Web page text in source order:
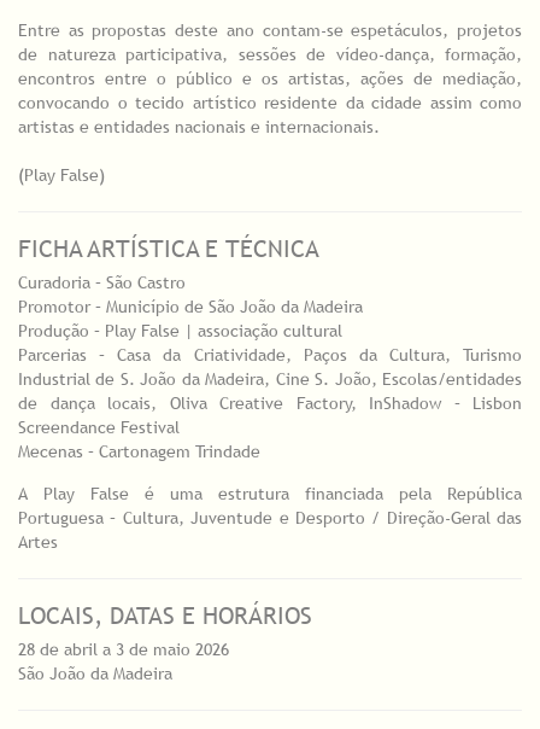
Entre as propostas deste ano contam-se espetáculos, projetos
de natureza participativa, sessões de vídeo-dança, formação,
encontros entre o público e os artistas, ações de mediação,
convocando o tecido artístico residente da cidade assim como
artistas e entidades nacionais e internacionais.
(Play False)
FICHA ARTÍSTICA E TÉCNICA
Curadoria – São Castro
Promotor – Município de São João da Madeira
Produção – Play False | associação cultural
Parcerias – Casa da Criatividade, Paços da Cultura, Turismo
Industrial de S. João da Madeira, Cine S. João, Escolas/entidades
de dança locais, Oliva Creative Factory, InShadow – Lisbon
Screendance Festival
Mecenas – Cartonagem Trindade
A Play False é uma estrutura financiada pela República
Portuguesa – Cultura, Juventude e Desporto / Direção-Geral das
Artes
LOCAIS, DATAS E HORÁRIOS
28 de abril a 3 de maio 2026
São João da Madeira